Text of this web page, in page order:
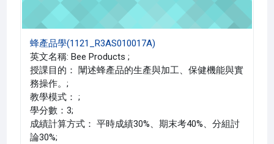
蜂產品學(1121_R3AS010017A)
英文名稱: Bee Products ;
授課目的： 闡述蜂產品的生產與加工、保健機能與實
務操作。;
教學模式： ;
學分數：3;
成績計算方式： 平時成績30%、期末考40%、分組討
論30%;